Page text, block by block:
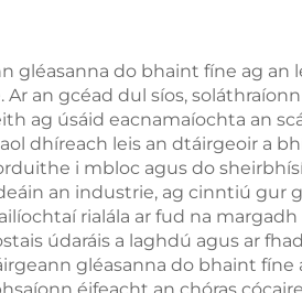
eipidirmis, do
cliniciúil
gan teagmháil
gléasanna do bhaint fíne ag
an gcéad dul síos,
ag úsáid eacnamaíochta an
dhíreach leis an dtáirgeoir a
i mbloc agus do
an industrie, ag cinntiú gur
rialála ar fud na
údaráis a laghdú agus ar
gléasanna do bhaint